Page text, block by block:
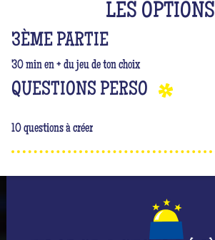
LES OPTIONS
3ÈME PARTIE
30 min en + du jeu de ton choix
QUESTIONS PERSO
10 questions à créer